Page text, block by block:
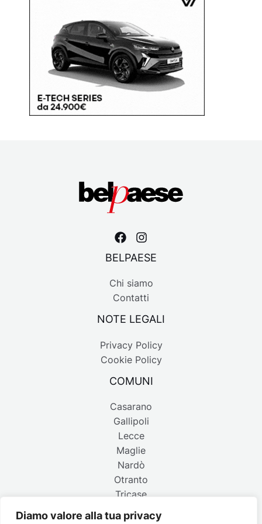
Diamo valore alla tua privacy
BELPAESE
Chi siamo
Contatti
NOTE LEGALI
Privacy Policy
Cookie Policy
COMUNI
Casarano
Gallipoli
Lecce
Maglie
Nardò
Otranto
Tricase